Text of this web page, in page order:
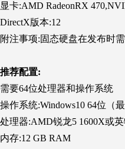
显卡:AMD RadeonRX
DirectX版本:12
附注事项:固态硬盘在发布时
推荐配置:
需要64位处理器和操作系统
操作系统:Windows10 64位（
处理器:AMD锐龙5 1600X或
内存:12 GB RAM